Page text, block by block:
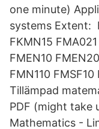
one minute)
systems Extent:
FKMN15
FMEN10
FMN110
Tillämpad
PDF (might take
Mathematics -